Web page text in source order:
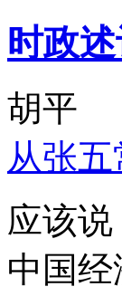
时政
胡平
从张
应该
中国